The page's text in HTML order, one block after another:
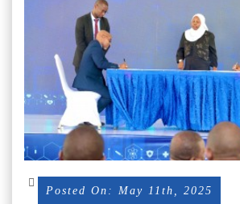
Posted On: May 11th, 2025